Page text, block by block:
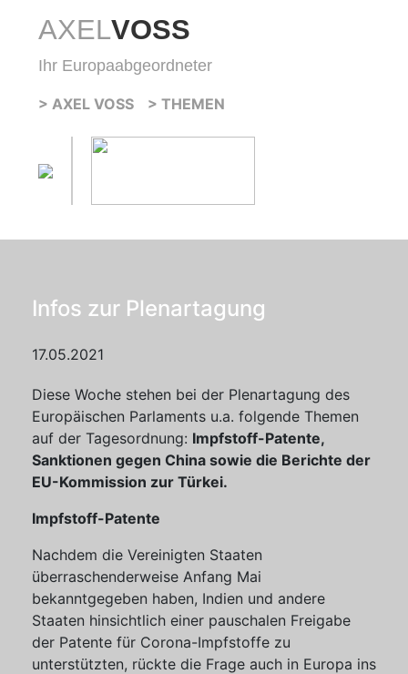
AXELVOSS
Ihr Europaabgeordneter
> AXEL VOSS > THEMEN
Infos zur Plenartagung
17.05.2021
Diese Woche stehen bei der Plenartagung des
Europäischen Parlaments u.a. folgende Themen
auf der Tagesordnung: Impfstoff-Patente,
Sanktionen gegen China sowie die Berichte der
EU-Kommission zur Türkei.
Impfstoff-Patente
Nachdem die Vereinigten Staaten
überraschenderweise Anfang Mai
bekanntgegeben haben, Indien und andere
Staaten hinsichtlich einer pauschalen Freigabe
der Patente für Corona-Impfstoffe zu
unterstützten, rückte die Frage auch in Europa ins